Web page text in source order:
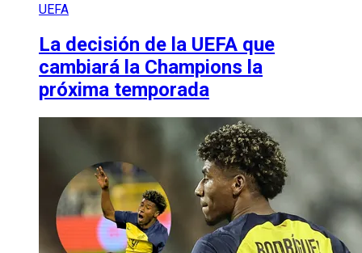
UEFA
La decisión de la UEFA que
cambiará la Champions la
próxima temporada